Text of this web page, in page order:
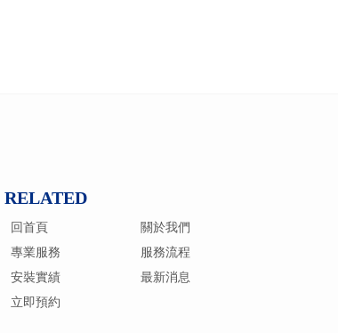
回首頁
關於我們
專業服務
服務流程
安裝實績
最新消息
立即預約